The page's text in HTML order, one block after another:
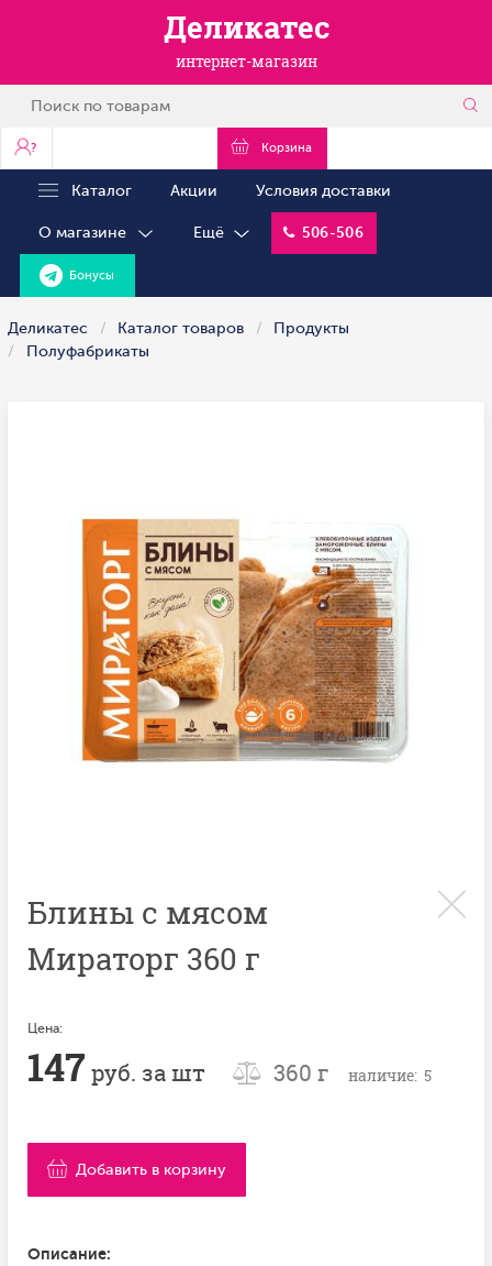
Деликатес
интернет-магазин
? Корзина
Каталог Акции Условия доставки
О магазине Ещё 506-506
Бонусы
Деликатес Каталог товаров
Продукты
Полуфабрикаты
Блины с мясом
Мираторг 360 г
Цена:
147 руб. за шт 360 г наличие: 5
Добавить в корзину
Описание: